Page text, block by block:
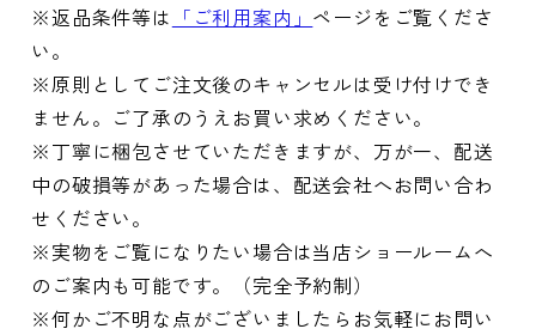
※返品条件等は 「ご利用案内」 ページをご覧くださ
い。
※原則としてご注文後のキャンセルは受け付けでき
ません。ご了承のうえお買い求めください。
※丁寧に梱包させていただきますが、万が一、配送
中の破損等があった場合は、配送会社へお問い合わ
せください。
※実物をご覧になりたい場合は当店ショールームへ
のご案内も可能です。（完全予約制）
※何かご不明な点がございましたらお気軽にお問い